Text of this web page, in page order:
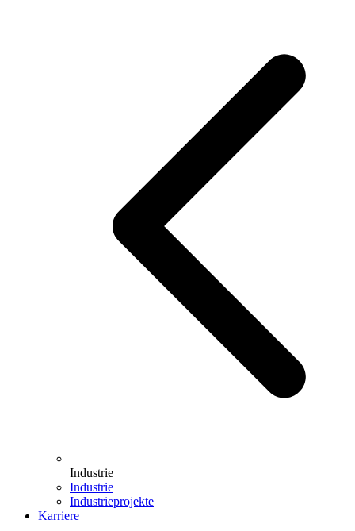
Industrie
Industrie
Industrieprojekte
Karriere